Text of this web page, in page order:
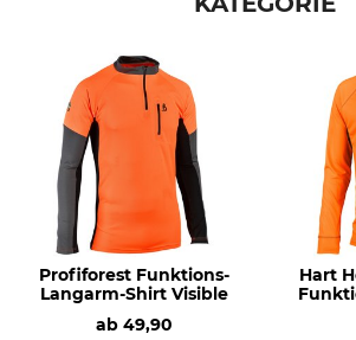
Made in Europe
Oeko-Tex
Recyceltes Material
Made in
Farbe
orange
Profiforest Funktions-
Langarm-Shirt Visible
ab 49,90
Hart